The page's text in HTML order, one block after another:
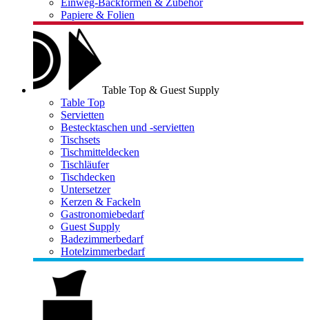
Einweg-Backformen & Zubehör
Papiere & Folien
Table Top & Guest Supply
Table Top
Servietten
Bestecktaschen und -servietten
Tischsets
Tischmitteldecken
Tischläufer
Tischdecken
Untersetzer
Kerzen & Fackeln
Gastronomiebedarf
Guest Supply
Badezimmerbedarf
Hotelzimmerbedarf